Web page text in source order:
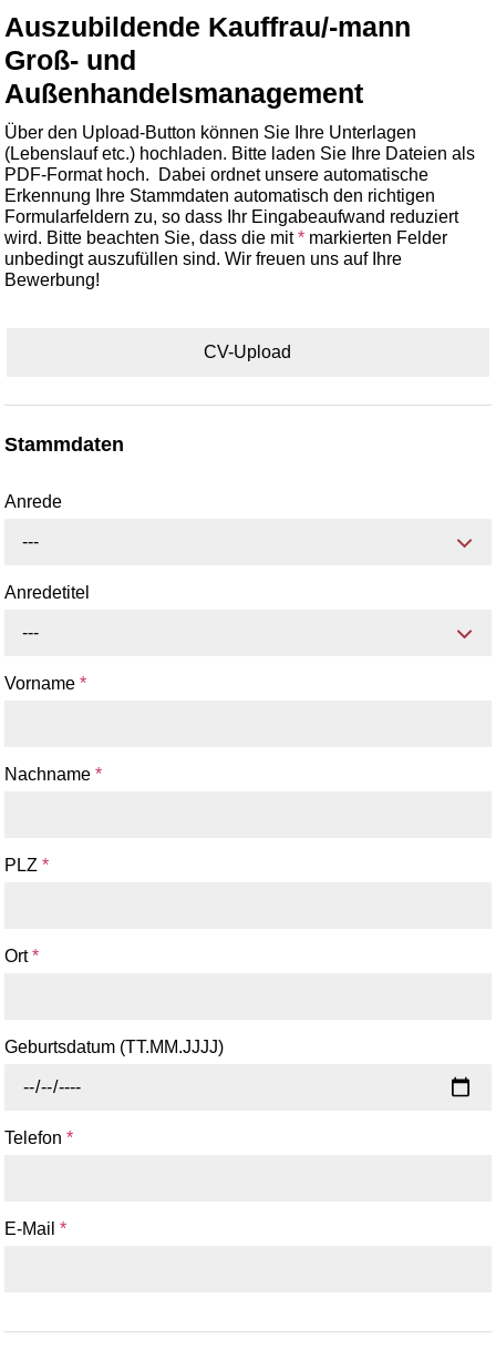
Auszubildende Kauffrau/-mann
Groß- und
Außenhandelsmanagement
Über den Upload-Button können Sie Ihre Unterlagen
(Lebenslauf etc.) hochladen. Bitte laden Sie Ihre Dateien als
PDF-Format hoch. Dabei ordnet unsere automatische
Erkennung Ihre Stammdaten automatisch den richtigen
Formularfeldern zu, so dass Ihr Eingabeaufwand reduziert
wird. Bitte beachten Sie, dass die mit* markierten Felder
unbedingt auszufüllen sind. Wir freuen uns auf Ihre
Bewerbung!
CV-Upload
Stammdaten
Anrede
---
Anredetitel
---
Vorname*
Nachname*
PLZ*
Ort*
Geburtsdatum (TT.MM.JJJJ)
Telefon*
E-Mail*